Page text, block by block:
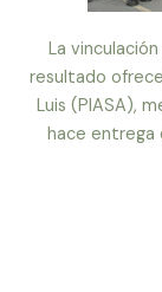
La
resultado
Luis (PIASA),
hace